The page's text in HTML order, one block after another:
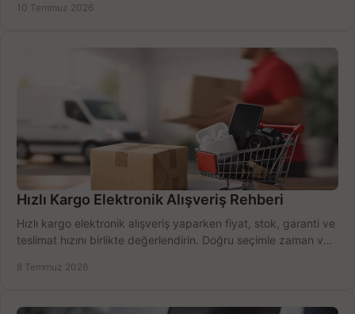
10 Temmuz 2026
Hızlı Kargo Elektronik Alışveriş Rehberi
Hızlı kargo elektronik alışveriş yaparken fiyat, stok, garanti ve
teslimat hızını birlikte değerlendirin. Doğru seçimle zaman ve
8 Temmuz 2026